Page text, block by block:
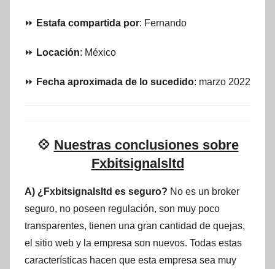
⏩ Estafa compartida por: Fernando
⏩ Locación: México
⏩ Fecha aproximada de lo sucedido: marzo 2022
💠 Nuestras conclusiones sobre
Fxbitsignalsltd
A) ¿Fxbitsignalsltd es seguro? No es un broker
seguro, no poseen regulación, son muy poco
transparentes, tienen una gran cantidad de quejas,
el sitio web y la empresa son nuevos. Todas estas
características hacen que esta empresa sea muy